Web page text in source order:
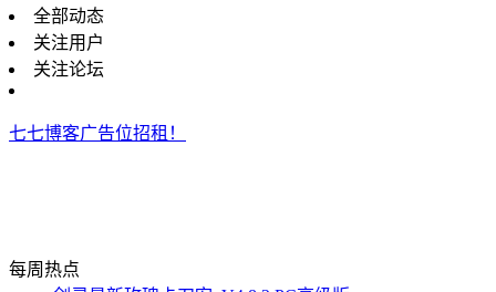
全部动态
关注用户
关注论坛
七七博客广告位招租！
每周热点